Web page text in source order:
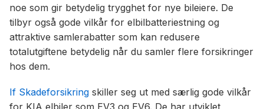
noe som gir betydelig trygghet for nye bileiere. De
tilbyr også gode vilkår for elbilbatteriestning og
attraktive samlerabatter som kan redusere
totalutgiftene betydelig når du samler flere forsikringer
hos dem.
If Skadeforsikring skiller seg ut med særlig gode vilkår